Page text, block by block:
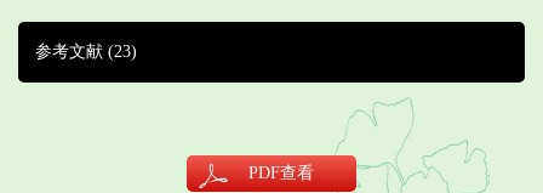
参考文献 (23)
PDF查看